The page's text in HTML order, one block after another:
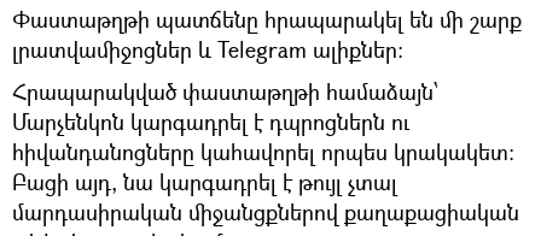
Փաստաթղթի պատճենը հրապարակել են մի շարք
լրատվամիջոցներ և Telegram ալիքներ։
Հրապարակված փաստաթղթի համաձայն՝
Մարչենկոն կարգադրել է դպրոցներն ու
հիվանդանոցները կահավորել որպես կրակակետ։
Բացի այդ, նա կարգադրել է թույլ չտալ
մարդասիրական միջանցքներով քաղաքացիական